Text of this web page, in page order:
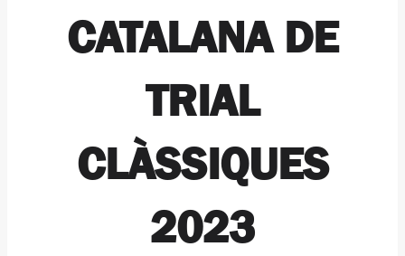
CATALANA DE
TRIAL
CLÀSSIQUES
2023